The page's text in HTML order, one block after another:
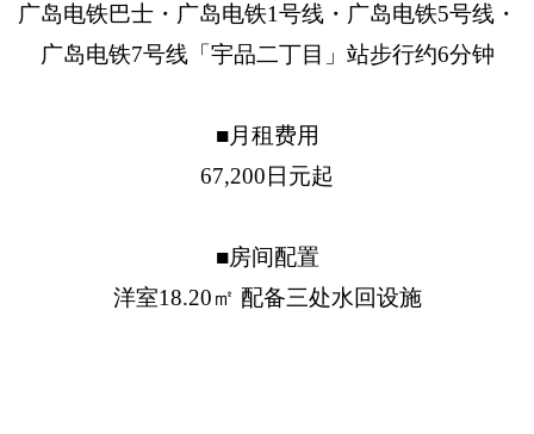
广岛电铁巴士・广岛电铁1号线・广岛电铁5号线・
广岛电铁7号线「宇品二丁目」站步行约6分钟
■月租费用
67,200日元起
■房间配置
洋室18.20㎡ 配备三处水回设施